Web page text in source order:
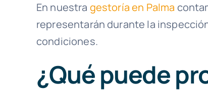
En nuestra gestoría en Palma
representarán durante la
condiciones.
¿Qué puede